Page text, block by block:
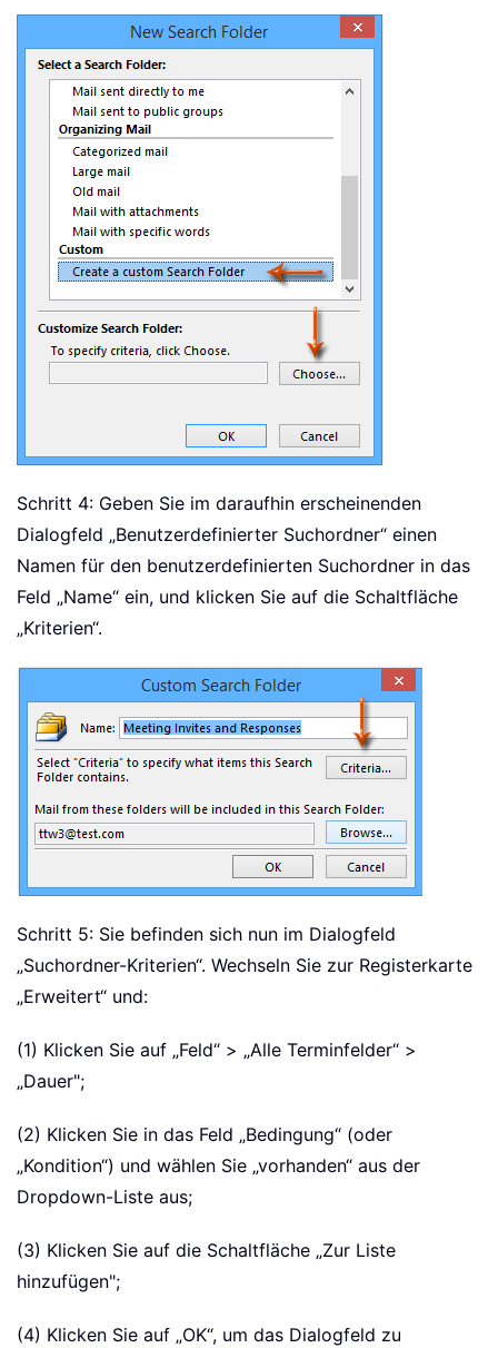
Schritt 4: Geben Sie im daraufhin erscheinenden
Dialogfeld „Benutzerdefinierter Suchordner“ einen
Namen für den benutzerdefinierten Suchordner in das
Feld „Name“ ein, und klicken Sie auf die Schaltfläche
„Kriterien“.
Schritt 5: Sie befinden sich nun im Dialogfeld
„Suchordner-Kriterien“. Wechseln Sie zur Registerkarte
„Erweitert“ und:
(1) Klicken Sie auf „Feld“ > „Alle Terminfelder“ >
„Dauer";
(2) Klicken Sie in das Feld „Bedingung“ (oder
„Kondition“) und wählen Sie „vorhanden“ aus der
Dropdown-Liste aus;
(3) Klicken Sie auf die Schaltfläche „Zur Liste
hinzufügen";
(4) Klicken Sie auf „OK“, um das Dialogfeld zu